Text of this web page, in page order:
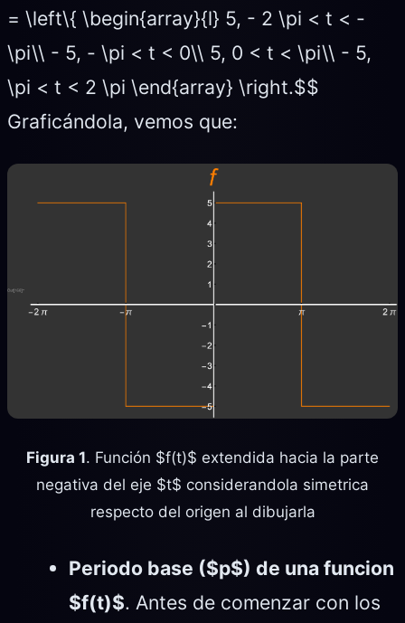
= \left\{ \begin{array}{l} 5, - 2 \pi < t < -
\pi\\ - 5, - \pi < t < 0\\ 5, 0 < t < \pi\\ - 5,
\pi < t < 2 \pi \end{array} \right.$$
Graficándola, vemos que:
Figura 1. Función $f(t)$ extendida hacia la parte
negativa del eje $t$ considerandola simetrica
respecto del origen al dibujarla
Periodo base ($p$) de una funcion
$f(t)$. Antes de comenzar con los